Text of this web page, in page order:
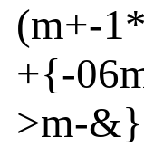
(m+-
+{-
>m-&}